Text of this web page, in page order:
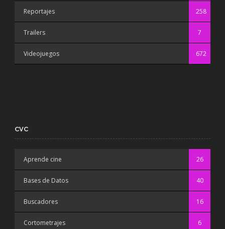
Reportajes 258
Trailers 7
Videojuegos 672
CVC
Aprende cine 26
Bases de Datos 40
Buscadores 16
Cortometrajes 6